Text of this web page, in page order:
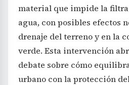
material que impide la
agua, con posibles efectos
drenaje del terreno y en la
verde. Esta intervención
debate sobre cómo
urbano con la protección